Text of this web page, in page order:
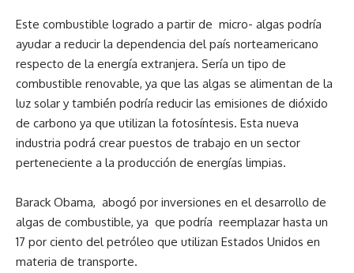
Este combustible logrado a partir de micro- algas podría
ayudar a reducir la dependencia del país norteamericano
respecto de la energía extranjera. Sería un tipo de
combustible renovable, ya que las algas se alimentan de la
luz solar y también podría reducir las emisiones de dióxido
de carbono ya que utilizan la fotosíntesis. Esta nueva
industria podrá crear puestos de trabajo en un sector
perteneciente a la producción de energías limpias.
Barack Obama, abogó por inversiones en el desarrollo de
algas de combustible, ya que podría reemplazar hasta un
17 por ciento del petróleo que utilizan Estados Unidos en
materia de transporte.